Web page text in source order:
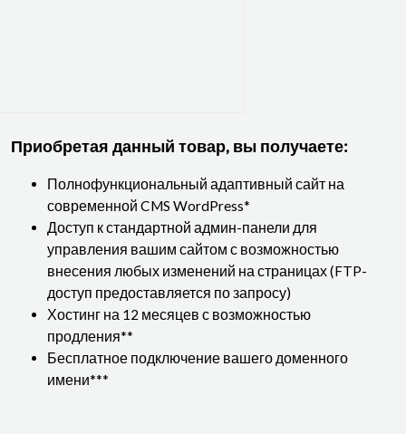
Приобретая данный товар, вы получаете:
Полнофункциональный адаптивный сайт на
современной CMS WordPress*
Доступ к стандартной админ-панели для
управления вашим сайтом с возможностью
внесения любых изменений на страницах (FTP-
доступ предоставляется по запросу)
Хостинг на 12 месяцев с возможностью
продления**
Бесплатное подключение вашего доменного
имени***